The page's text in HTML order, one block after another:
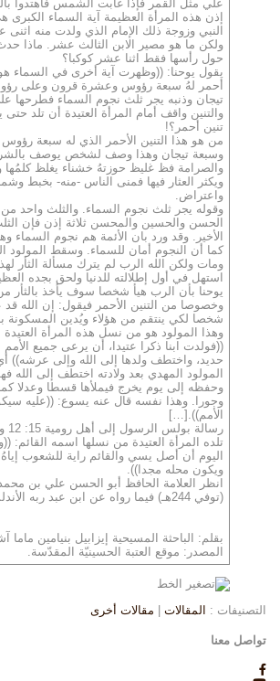
علي مثل القمر فإذا غابت الشمس فاهتدوا
إذن هذه المرأة العظيمة آية السماء الكبرى
النبي وزوجة ذلك الإمام الذي ولدت منه اثنى
ولكن ما هو مصير الابن الثالث عشر. ماذا حدث
حول رأسها فقط اثنا عشر كوكبا؟
يقول يوحنا: ((وظهرت آية أخرى في السماء
أحمر لهُ سبعة رؤوس وعشرة قرون وعلى
تيجان وذنبه يجر ثلث نجوم السماء فطرحها
والتنين واقف أمام المرأة العتيدة أن تلد حتى
تنين أحمر؟!
من هو هذا التنين الأحمر الذي له سبعة
وسبعة تيجان وهذا وصف لشخص يوصف
والصرامة فظ غليظ حوزتهُ خشناء يغلظ
ويكثر العثار فيها فمنى الناس -منه- بخبط
واعتراض.
وقوله يجر ثلث نجوم السماء. والثلث واحد من
الحسن والحسين والمحسن ثلاثة إذن فإن
الأخير. وقد ورد بان الأئمة هم نجوم السماء
كما أن النجوم أمان للسماء. وسقط المولود
ومات ولكن الله الرب لم يترك مسألة الثأر
استهل في أول إطلالته للدنيا ولحق بجده
يوحنا بأن الرب هيأ شخصا سوف يأخذ بالثأر
وخصوصا من التنين الأحمر فيقول: إن الله
شخصا لكي ينتقم من هؤلاء ويُدين المسكونة
وهذا المولود هو من نسل هذه المرأة العتيدة
((فولدت ابنا ذكرا عتيدا، أن يرعى جميع
حديد، واختطف ولدها إلى الله وإلى عرشه))
المولود المهدي بعد ولادته اختطف إلى الله
وحفظه إلى يوم يخرج فيملأها قسطا وعدلا
وجورا. وهذا نفسه قال عنه يسوع: ((عليه
الأمم)).[…]
تلده المرأة العتيدة من نسلها اسمه القائم:
اليوم أن أصل يسي والقائم راية للشعوب
ويكون محله مجدا)).
انظر العلامة الحافظ أبو الحسن علي بن
(توفي 244هـ) فيما رواه عن ابن عبد ربه الأندلسي.. […]
بقلم: الباحثة المسيحية إيزابيل بنيامين ماما
المصدر: موقع العتبة الحسينيّة المقدّسة.
التصنيفات : المقالات مقالات أخرى
تواصل معنا